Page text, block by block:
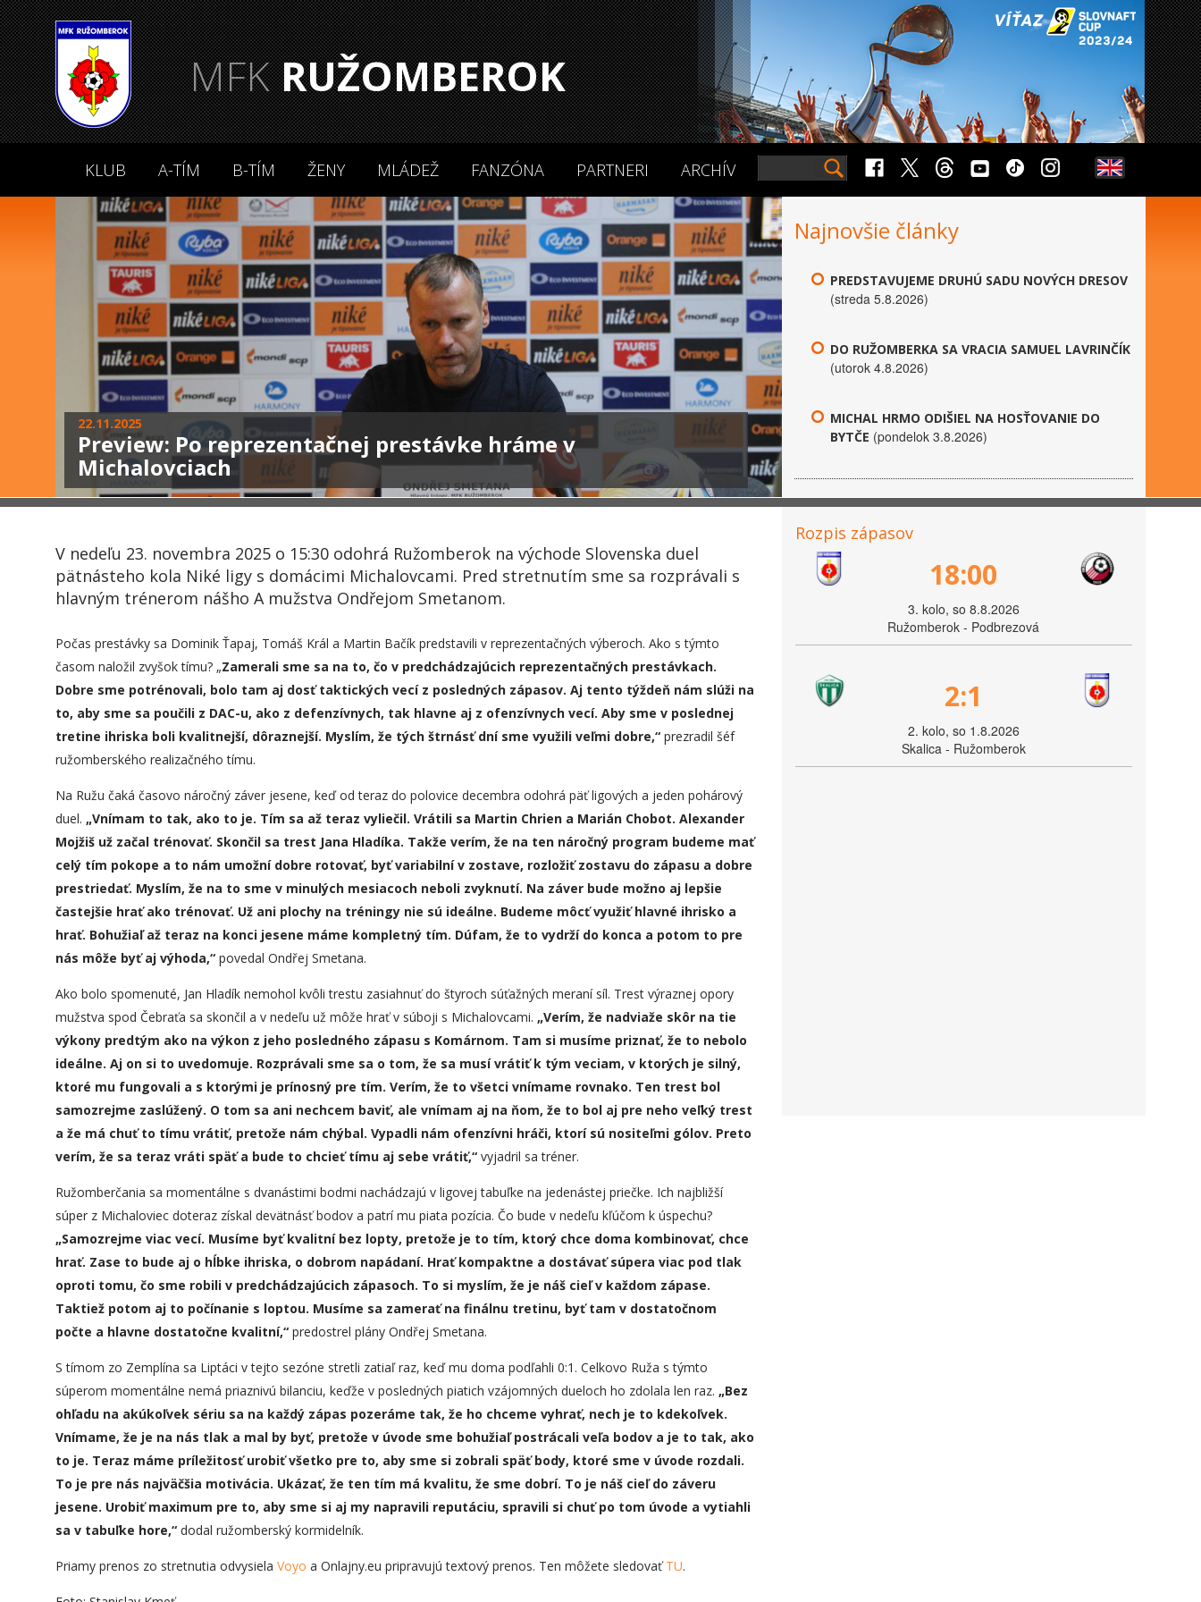
MFKRUŽOMBEROK
KLUB A-TÍM B-TÍM ŽENY MLÁDEŽ FANZÓNA PARTNERI ARCHÍV
22.11.2025
Preview: Po reprezentačnej prestávke hráme v
Michalovciach
Najnovšie články
PREDSTAVUJEME DRUHÚ SADU NOVÝCH DRESOV
(streda 5.8.2026)
DO RUŽOMBERKA SA VRACIA SAMUEL LAVRINČÍK
(utorok 4.8.2026)
MICHAL HRMO ODIŠIEL NA HOSŤOVANIE DO
BYTČE (pondelok 3.8.2026)
V nedeľu 23. novembra 2025 o 15:30 odohrá Ružomberok na východe Slovenska duel
pätnásteho kola Niké ligy s domácimi Michalovcami. Pred stretnutím sme sa rozprávali s
hlavným trénerom nášho A mužstva Ondřejom Smetanom.
Počas prestávky sa Dominik Ťapaj, Tomáš Král a Martin Bačík predstavili v reprezentačných výberoch. Ako s týmto
časom naložil zvyšok tímu? „Zamerali sme sa na to, čo v predchádzajúcich reprezentačných prestávkach.
Dobre sme potrénovali, bolo tam aj dosť taktických vecí z posledných zápasov. Aj tento týždeň nám slúži na
to, aby sme sa poučili z DAC-u, ako z defenzívnych, tak hlavne aj z ofenzívnych vecí. Aby sme v poslednej
tretine ihriska boli kvalitnejší, dôraznejší. Myslím, že tých štrnásť dní sme využili veľmi dobre,“ prezradil šéf
ružomberského realizačného tímu.
Na Ružu čaká časovo náročný záver jesene, keď od teraz do polovice decembra odohrá päť ligových a jeden pohárový
duel. „Vnímam to tak, ako to je. Tím sa až teraz vyliečil. Vrátili sa Martin Chrien a Marián Chobot. Alexander
Mojžiš už začal trénovať. Skončil sa trest Jana Hladíka. Takže verím, že na ten náročný program budeme mať
celý tím pokope a to nám umožní dobre rotovať, byť variabilní v zostave, rozložiť zostavu do zápasu a dobre
prestriedať. Myslím, že na to sme v minulých mesiacoch neboli zvyknutí. Na záver bude možno aj lepšie
častejšie hrať ako trénovať. Už ani plochy na tréningy nie sú ideálne. Budeme môcť využiť hlavné ihrisko a
hrať. Bohužiaľ až teraz na konci jesene máme kompletný tím. Dúfam, že to vydrží do konca a potom to pre
nás môže byť aj výhoda,“ povedal Ondřej Smetana.
Ako bolo spomenuté, Jan Hladík nemohol kvôli trestu zasiahnuť do štyroch súťažných meraní síl. Trest výraznej opory
mužstva spod Čebraťa sa skončil a v nedeľu už môže hrať v súboji s Michalovcami. „Verím, že nadviaže skôr na tie
výkony predtým ako na výkon z jeho posledného zápasu s Komárnom. Tam si musíme priznať, že to nebolo
ideálne. Aj on si to uvedomuje. Rozprávali sme sa o tom, že sa musí vrátiť k tým veciam, v ktorých je silný,
ktoré mu fungovali a s ktorými je prínosný pre tím. Verím, že to všetci vnímame rovnako. Ten trest bol
samozrejme zaslúžený. O tom sa ani nechcem baviť, ale vnímam aj na ňom, že to bol aj pre neho veľký trest
a že má chuť to tímu vrátiť, pretože nám chýbal. Vypadli nám ofenzívni hráči, ktorí sú nositeľmi gólov. Preto
verím, že sa teraz vráti späť a bude to chcieť tímu aj sebe vrátiť,“ vyjadril sa tréner.
Ružomberčania sa momentálne s dvanástimi bodmi nachádzajú v ligovej tabuľke na jedenástej priečke. Ich najbližší
súper z Michaloviec doteraz získal devätnásť bodov a patrí mu piata pozícia. Čo bude v nedeľu kľúčom k úspechu?
„Samozrejme viac vecí. Musíme byť kvalitní bez lopty, pretože je to tím, ktorý chce doma kombinovať, chce
hrať. Zase to bude aj o hĺbke ihriska, o dobrom napádaní. Hraťkompaktne a dostávať súpera viac pod tlak
oproti tomu, čo sme robili v predchádzajúcich zápasoch. To si myslím, že je náš cieľv každom zápase.
Taktiež potom aj to počínanie s loptou. Musíme sa zamerať na finálnu tretinu, byť tam v dostatočnom
počte a hlavne dostatočne kvalitní,“ predostrel plány Ondřej Smetana.
S tímom zo Zemplína sa Liptáci v tejto sezóne stretli zatiaľ raz, keď mu doma podľahli 0:1. Celkovo Ruža s týmto
súperom momentálne nemá priaznivú bilanciu, keďže v posledných piatich vzájomných dueloch ho zdolala len raz. „Bez
ohľadu na akúkoľvek sériu sa na každý zápas pozeráme tak, že ho chceme vyhrať, nech je to kdekoľvek.
Vnímame, že je na nás tlak a mal by byť, pretože v úvode sme bohužiaľ postrácali veľa bodov a je to tak, ako
to je. Teraz máme príležitosť urobiť všetko pre to, aby sme si zobrali späť body, ktoré sme v úvode rozdali.
To je pre nás najväčšia motivácia. Ukázať, že ten tím má kvalitu, že sme dobrí. To je náš cieľ do záveru
jesene. Urobiť maximum pre to, aby sme si aj my napravili reputáciu, spravili si chuť po tom úvode a vytiahli
sa v tabuľke hore,“ dodal ružomberský kormidelník.
Priamy prenos zo stretnutia odvysiela Voyo a Onlajny.eu pripravujú textový prenos. Ten môžete sledovaťTU.
Rozpis zápasov
18:00
3. kolo, so 8.8.2026
Ružomberok - Podbrezová
2:1
2. kolo, so 1.8.2026
Skalica - Ružomberok